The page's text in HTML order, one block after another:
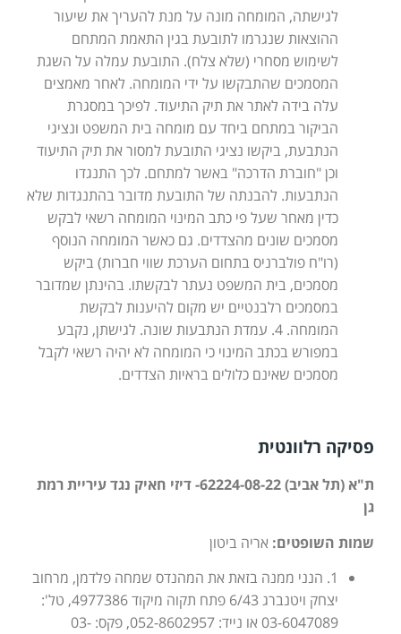
לגישתה, המומחה מונה על מנת להעריך את שיעור
ההוצאות שנגרמו לתובעת בגין התאמת המתחם
לשימוש מסחרי (שלא צלח). התובעת עמלה על השגת
המסמכים שהתבקשו על ידי המומחה. לאחר מאמצים
עלה בידה לאתר את תיק התיעוד. לפיכך במסגרת
הביקור במתחם ביחד עם מומחה בית המשפט ונציגי
הנתבעת, ביקשו נציגי התובעת למסור את תיק התיעוד
וכן "חוברת הדרכה" באשר למתחם. לכך התנגדו
הנתבעות. להבנתה של התובעת מדובר בהתנגדות שלא
כדין מאחר שעל פי כתב המינוי המומחה רשאי לבקש
מסמכים שונים מהצדדים. גם כאשר המומחה הנוסף
(רו"ח פולברניס בתחום הערכת שווי חברות) ביקש
מסמכים, בית המשפט נעתר לבקשתו. בהינתן שמדובר
במסמכים רלבנטיים יש מקום להיענות לבקשת
המומחה. 4. עמדת הנתבעות שונה. לגישתן, נקבע
במפורש בכתב המינוי כי המומחה לא יהיה רשאי לקבל
מסמכים שאינם כלולים בראיות הצדדים.
פסיקה רלוונטית
ת"א (תל אביב) 62224-08-22- דיזי חאיק נגד עיריית רמת
גן
שמות השופטים: אריה ביטון
1. הנני ממנה בזאת את המהנדס שמחה פלדמן, מרחוב
יצחק ויטנברג 6/43 פתח תקוה מיקוד 4977386, טל':
03-6047089 או נייד: 052-8602957, פקס: 03-